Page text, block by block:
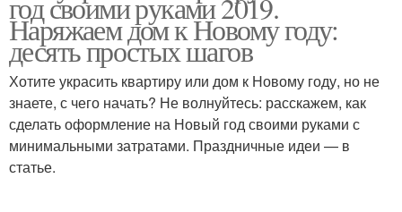
Наряжаем дом к Новому году:
десять простых шагов
Хотите украсить квартиру или дом к Новому году, но не
знаете, с чего начать? Не волнуйтесь: расскажем, как
сделать оформление на Новый год своими руками с
минимальными затратами. Праздничные идеи — в
статье.